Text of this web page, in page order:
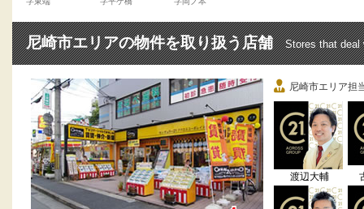
尼崎市エリアの物件を取り扱う店舗 Stores that deal
尼崎市エリア担
渡辺大輔